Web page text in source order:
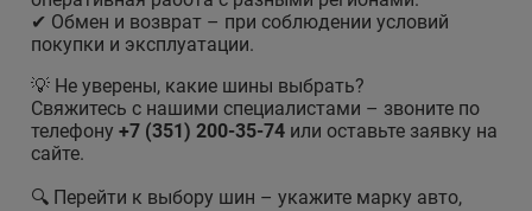
✔ Обмен и возврат – при соблюдении условий
покупки и эксплуатации.
💡 Не уверены, какие шины выбрать?
Свяжитесь с нашими специалистами – звоните по
телефону +7 (351) 200-35-74 или оставьте заявку на
сайте.
🔍 Перейти к выбору шин – укажите марку авто,